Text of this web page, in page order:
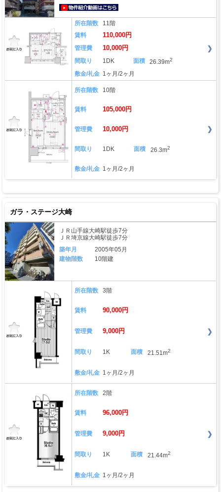
所在階数
11階
賃料
110,000円
管理費 10,000円
間取り 1DK 面積 26.39m2
敷金/礼金 1ヶ月/2ヶ月
所在階数 10階
賃料 105,000円
管理費 10,000円
間取り 1DK 面積 26.3m2
敷金/礼金 1ヶ月/2ヶ月
ガラ・ステージ大崎
ＪＲ山手線大崎駅徒歩7分
ＪＲ埼京線大崎駅徒歩7分
築年月
2005年05月
建物階数
10階建
所在階数 3階
賃料 90,000円
管理費 9,000円
間取り 1K 面積 21.51m2
敷金/礼金 1ヶ月/2ヶ月
所在階数 2階
賃料 96,000円
管理費 9,000円
間取り 1K 面積 21.44m2
敷金/礼金 1ヶ月/2ヶ月